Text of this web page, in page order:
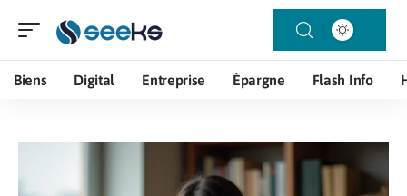
Biens Digital Entreprise Épargne Flash Info